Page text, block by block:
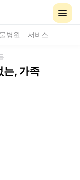
병원 서비스
는, 가족